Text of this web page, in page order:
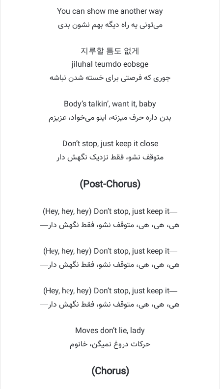
You can show me another way
می‌تونی یه راه دیگه بهم نشون بدی
지루할 틈도 없게
jiluhal teumdo eobsge
جوری که فرصتی برای خسته شدن نباشه
Body’s talkin’, want it, baby
بدن داره حرف میزنه، اینو می‌خواد، عزیزم
Don’t stop, just keep it close
متوقف نشو، فقط نزدیک نگهش دار
(Post-Chorus)
(Hey, hey, hey) Don’t stop, just keep it—
—هی، هی، هی، متوقف نشو، فقط نگهش دار
(Hеy, hey, hey) Don’t stop, just keep it—
—هی، هی، هی، متوقف نشو، فقط نگهش دار
(Hey, hеy, hey) Don’t stop, just keep it—
—هی، هی، هی، متوقف نشو، فقط نگهش دار
Moves don’t lie, lady
حرکات دروغ نمیگن، خانوم
(Chorus)